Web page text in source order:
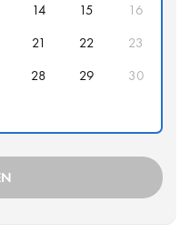
14 15
16
21 22
23
28 29
30